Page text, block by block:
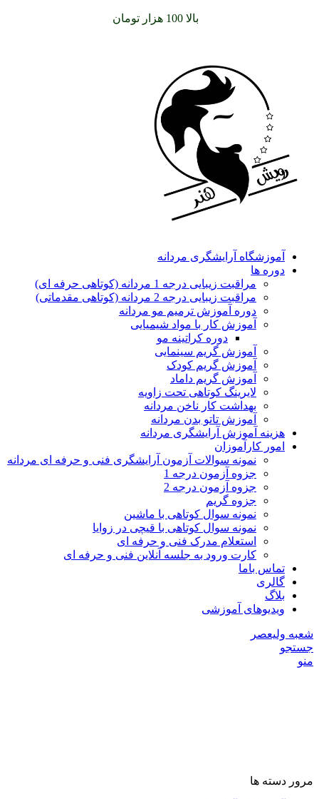
بالا 100 هزار تومان
آموزشگاه آرایشگری مردانه
دوره ها
مراقبت زیبایی درجه 1 مردانه (کوتاهی حرفه ای)
مراقبت زیبایی درجه 2 مردانه (کوتاهی مقدماتی)
دوره آموزش ترمیم مو مردانه
آموزش کار با مواد شیمیایی
دوره کراتینه مو
آموزش گریم سینمایی
آموزش گریم کودک
آموزش گریم داماد
لایرینگ کوتاهی تحت زاویه
بهداشت کار ناخن مردانه
آموزش تاتو بدن مردانه
هزینه آموزش آرایشگری مردانه
امور کارآموزان
نمونه سوالات آزمون آرایشگری فنی و حرفه ای مردانه
جزوه آزمون درجه 1
جزوه آزمون درجه 2
جزوه گریم
نمونه سوال کوتاهی با ماشین
نمونه سوال کوتاهی با قیچی در زوایا
استعلام مدرک فنی و حرفه ای
کارت ورود به جلسه آنلاین فنی و حرفه ای
تماس باما
گالری
بلاگ
ویدیوهای آموزشی
شعبه ولیعصر
جستجو
منو
مرور دسته ها